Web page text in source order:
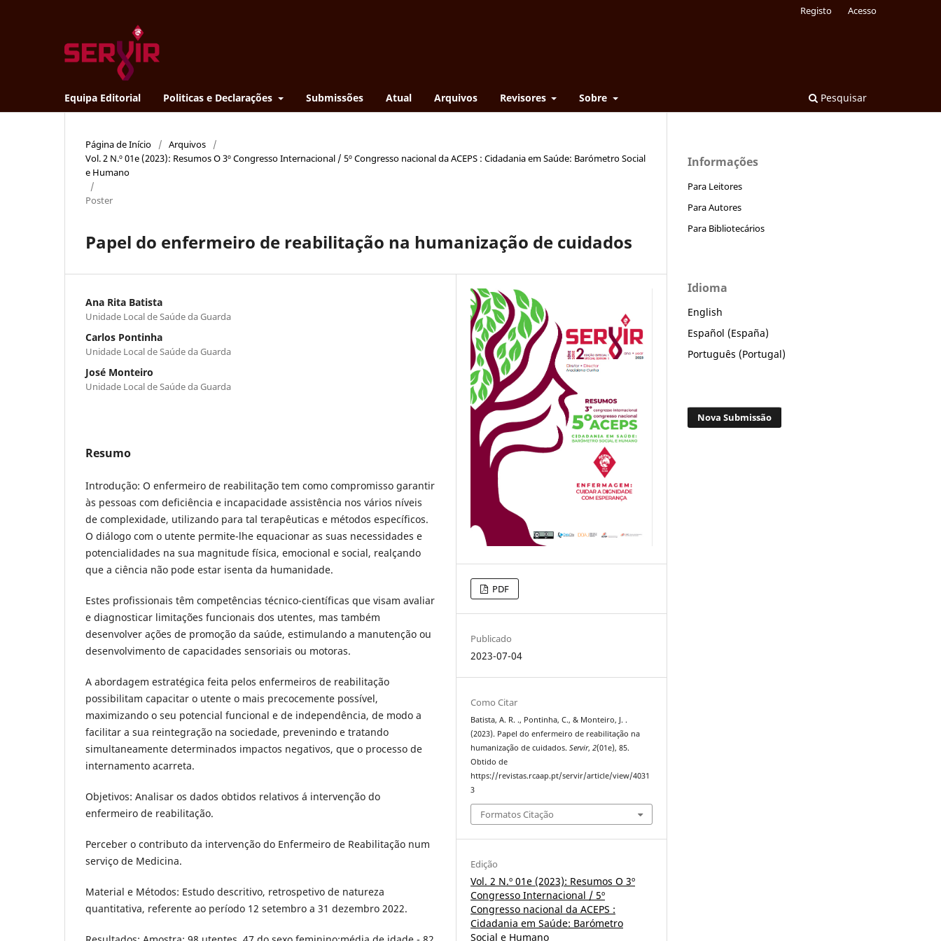
Equipa Editorial Politicas e Declarações Submissões Atual Arquivos Revisores Sobre Pesquisar
Registo Acesso
Página de Início / Arquivos
/
Vol. 2 N.º 01e (2023): Resumos O 3º Congresso Internacional / 5º Congresso nacional da ACEPS : Cidadania em Saúde: Barómetro Social
e Humano
/
Poster
Papel do enfermeiro de reabilitação na humanização de cuidados
Ana Rita Batista
Unidade Local de Saúde da Guarda
Carlos Pontinha
Unidade Local de Saúde da Guarda
José Monteiro
Unidade Local de Saúde da Guarda
Resumo
Introdução: O enfermeiro de reabilitação tem como compromisso garantir
às pessoas com deficiência e incapacidade assistência nos vários níveis
de complexidade, utilizando para tal terapêuticas e métodos específicos.
O diálogo com o utente permite-lhe equacionar as suas necessidades e
potencialidades na sua magnitude física, emocional e social, realçando
que a ciência não pode estar isenta da humanidade.
Estes profissionais têm competências técnico-científicas que visam avaliar
e diagnosticar limitações funcionais dos utentes, mas também
desenvolver ações de promoção da saúde, estimulando a manutenção ou
desenvolvimento de capacidades sensoriais ou motoras.
A abordagem estratégica feita pelos enfermeiros de reabilitação
possibilitam capacitar o utente o mais precocemente possível,
maximizando o seu potencial funcional e de independência, de modo a
facilitar a sua reintegração na sociedade, prevenindo e tratando
simultaneamente determinados impactos negativos, que o processo de
internamento acarreta.
Objetivos: Analisar os dados obtidos relativos á intervenção do
enfermeiro de reabilitação.
Perceber o contributo da intervenção do Enfermeiro de Reabilitação num
serviço de Medicina.
Material e Métodos: Estudo descritivo, retrospetivo de natureza
quantitativa, referente ao período 12 setembro a 31 dezembro 2022.
PDF
Publicado
2023-07-04
Como Citar
Batista, A. R. ., Pontinha, C., & Monteiro, J. .
(2023). Papel do enfermeiro de reabilitação na
humanização de cuidados.Servir,2(01e), 85.
Obtido de
https://revistas.rcaap.pt/servir/article/view/4031
3
Formatos Citação
Edição
Vol. 2 N.º 01e (2023): Resumos O 3º
Congresso Internacional / 5º
Congresso nacional da ACEPS :
Cidadania em Saúde: Barómetro
Social e Humano
Informações
Para Leitores
Para Autores
Para Bibliotecários
Idioma
English
Español (España)
Português (Portugal)
Nova Submissão